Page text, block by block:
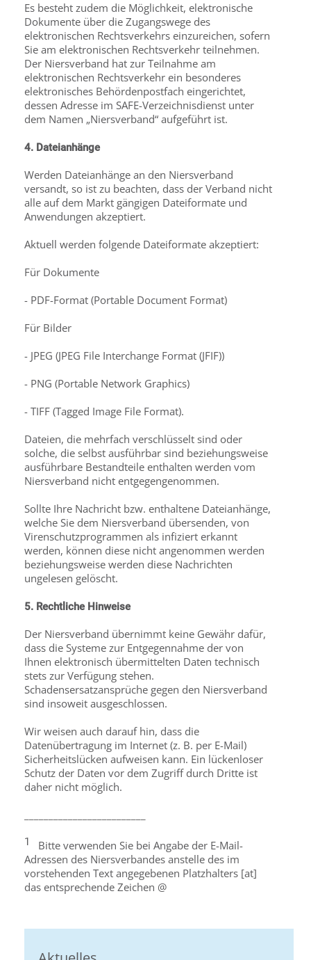
Es besteht zudem die Möglichkeit, elektronische
Dokumente über die Zugangswege des
elektronischen Rechtsverkehrs einzureichen, sofern
Sie am elektronischen Rechtsverkehr teilnehmen.
Der Niersverband hat zur Teilnahme am
elektronischen Rechtsverkehr ein besonderes
elektronisches Behördenpostfach eingerichtet,
dessen Adresse im SAFE-Verzeichnisdienst unter
dem Namen „Niersverband“ aufgeführt ist.
4. Dateianhänge
Werden Dateianhänge an den Niersverband
versandt, so ist zu beachten, dass der Verband nicht
alle auf dem Markt gängigen Dateiformate und
Anwendungen akzeptiert.
Aktuell werden folgende Dateiformate akzeptiert:
Für Dokumente
- PDF-Format (Portable Document Format)
Für Bilder
- JPEG (JPEG File Interchange Format (JFIF))
- PNG (Portable Network Graphics)
- TIFF (Tagged Image File Format).
Dateien, die mehrfach verschlüsselt sind oder
solche, die selbst ausführbar sind beziehungsweise
ausführbare Bestandteile enthalten werden vom
Niersverband nicht entgegengenommen.
Sollte Ihre Nachricht bzw. enthaltene Dateianhänge,
welche Sie dem Niersverband übersenden, von
Virenschutzprogrammen als infiziert erkannt
werden, können diese nicht angenommen werden
beziehungsweise werden diese Nachrichten
ungelesen gelöscht.
5. Rechtliche Hinweise
Der Niersverband übernimmt keine Gewähr dafür,
dass die Systeme zur Entgegennahme der von
Ihnen elektronisch übermittelten Daten technisch
stets zur Verfügung stehen.
Schadensersatzansprüche gegen den Niersverband
sind insoweit ausgeschlossen.
Wir weisen auch darauf hin, dass die
Datenübertragung im Internet (z. B. per E-Mail)
Sicherheitslücken aufweisen kann. Ein lückenloser
Schutz der Daten vor dem Zugriff durch Dritte ist
daher nicht möglich.
1
Bitte verwenden Sie bei Angabe der E-Mail-
Adressen des Niersverbandes anstelle des im
vorstehenden Text angegebenen Platzhalters [at]
das entsprechende Zeichen @